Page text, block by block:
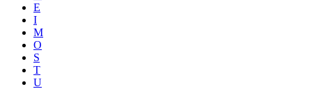
E
I
M
O
S
T
U